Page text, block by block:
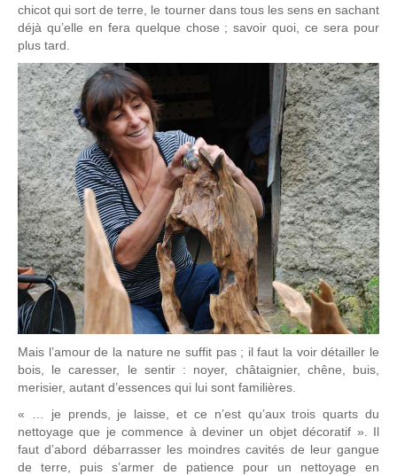
chicot qui sort de terre, le tourner dans tous les sens en sachant
déjà qu’elle en fera quelque chose ; savoir quoi, ce sera pour
plus tard.
Mais l’amour de la nature ne suffit pas ; il faut la voir détailler le
bois, le caresser, le sentir : noyer, châtaignier, chêne, buis,
merisier, autant d’essences qui lui sont familières.
« … je prends, je laisse, et ce n’est qu’aux trois quarts du
nettoyage que je commence à deviner un objet décoratif ». Il
faut d’abord débarrasser les moindres cavités de leur gangue
de terre, puis s’armer de patience pour un nettoyage en